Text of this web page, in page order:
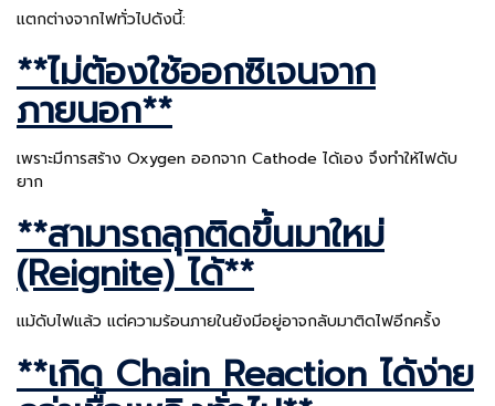
แตกต่างจากไฟทั่วไปดังนี้:
**ไม่ต้องใช้ออกซิเจนจาก
ภายนอก**
เพราะมีการสร้าง Oxygen ออกจาก Cathode ได้เอง จึงทำให้ไฟดับ
ยาก
**สามารถลุกติดขึ้นมาใหม่
(Reignite) ได้**
แม้ดับไฟแล้ว แต่ความร้อนภายในยังมีอยู่อาจกลับมาติดไฟอีกครั้ง
**เกิด Chain Reaction ได้ง่าย